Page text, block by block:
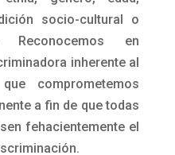
socio-cultural o
Reconocemos en
inherente al
comprometemos
a fin de que todas
fehacientemente el